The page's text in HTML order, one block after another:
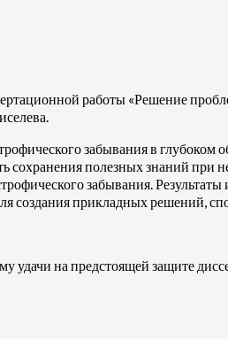
работы «Решение
забывания в глубоком
сохранения полезных знаний
забывания.
создания прикладных решений,
на предстоящей защите